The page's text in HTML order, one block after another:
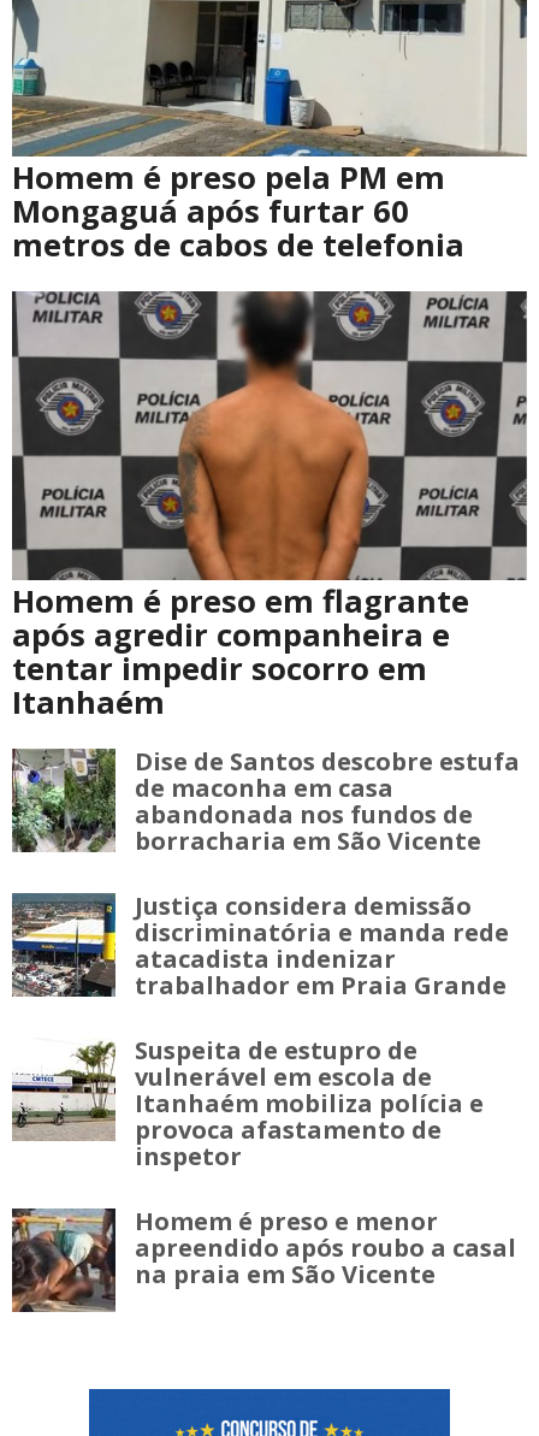
Homem é preso pela PM em
Mongaguá após furtar 60
metros de cabos de telefonia
Homem é preso em flagrante
após agredir companheira e
tentar impedir socorro em
Itanhaém
Dise de Santos descobre estufa
de maconha em casa
abandonada nos fundos de
borracharia em São Vicente
Justiça considera demissão
discriminatória e manda rede
atacadista indenizar
trabalhador em Praia Grande
Suspeita de estupro de
vulnerável em escola de
Itanhaém mobiliza polícia e
provoca afastamento de
inspetor
Homem é preso e menor
apreendido após roubo a casal
na praia em São Vicente